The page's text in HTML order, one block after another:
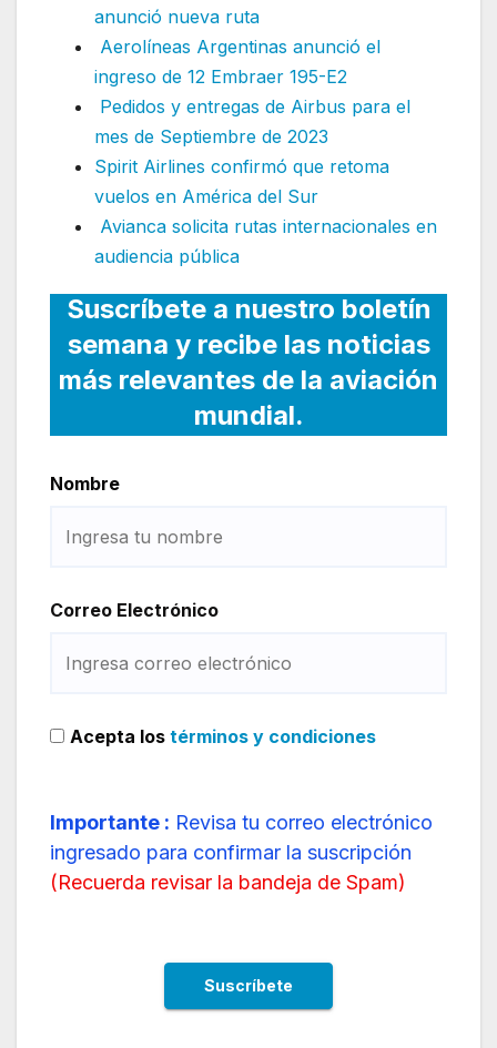
anunció nueva ruta
Aerolíneas Argentinas anunció el
ingreso de 12 Embraer 195-E2
Pedidos y entregas de Airbus para el
mes de Septiembre de 2023
Spirit Airlines confirmó que retoma
vuelos en América del Sur
Avianca solicita rutas internacionales en
audiencia pública
Suscríbete a nuestro boletín
semana y recibe las noticias
más relevantes de la aviación
mundial.
Nombre
Correo Electrónico
Acepta los términos y condiciones
Importante : Revisa tu correo electrónico
ingresado para confirmar la suscripción
(Recuerda revisar la bandeja de Spam)